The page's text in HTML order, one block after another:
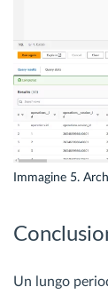
Immagine 5.
Un lungo